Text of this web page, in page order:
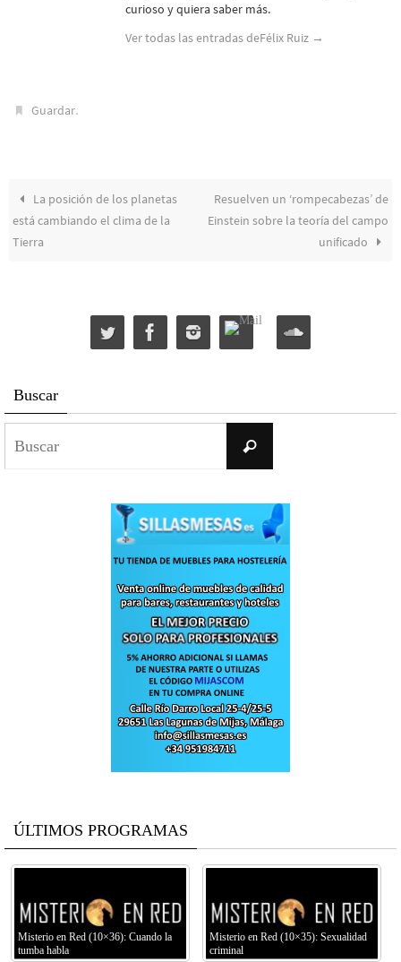
curioso y quiera saber más.
Ver todas las entradas deFélix Ruiz →
Guardar.
La posición de los planetas
está cambiando el clima de la
Tierra
Resuelven un ‘rompecabezas’ de
Einstein sobre la teoría del campo
unificado
Buscar
Buscar
ÚLTIMOS PROGRAMAS
Misterio en Red (10×36): Cuando la
tumba habla
Misterio en Red (10×35): Sexualidad
criminal